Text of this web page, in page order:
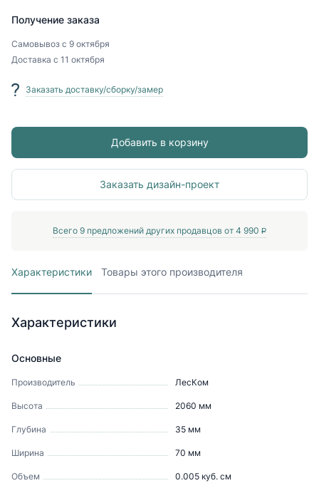
Получение заказа
Самовывоз с 9 октября
Доставка с 11 октября
Заказать доставку/сборку/замер
Добавить в корзину
Заказать дизайн-проект
Всего 9 предложений других продавцов от 4 990 P
Характеристики Товары этого производителя
Характеристики
Основные
Производитель ЛесКом
Высота 2060 мм
Глубина 35 мм
Ширина 70 мм
Объем 0.005 куб. см